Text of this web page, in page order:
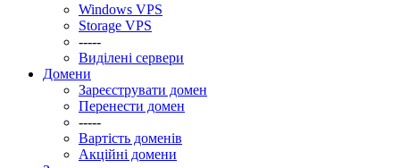
Windows VPS
Stоrage VPS
-----
Виділені сервери
Домени
Зареєструвати домен
Перенести домен
-----
Вартість доменів
Акційні домени